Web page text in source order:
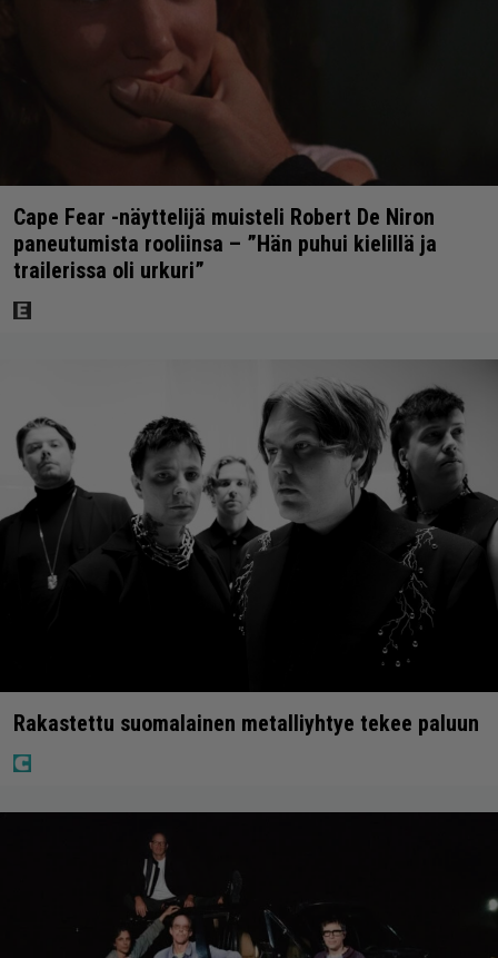
Cape Fear -näyttelijä muisteli Robert De Niron
paneutumista rooliinsa – ”Hän puhui kielillä ja
trailerissa oli urkuri”
Rakastettu suomalainen metalliyhtye tekee paluun